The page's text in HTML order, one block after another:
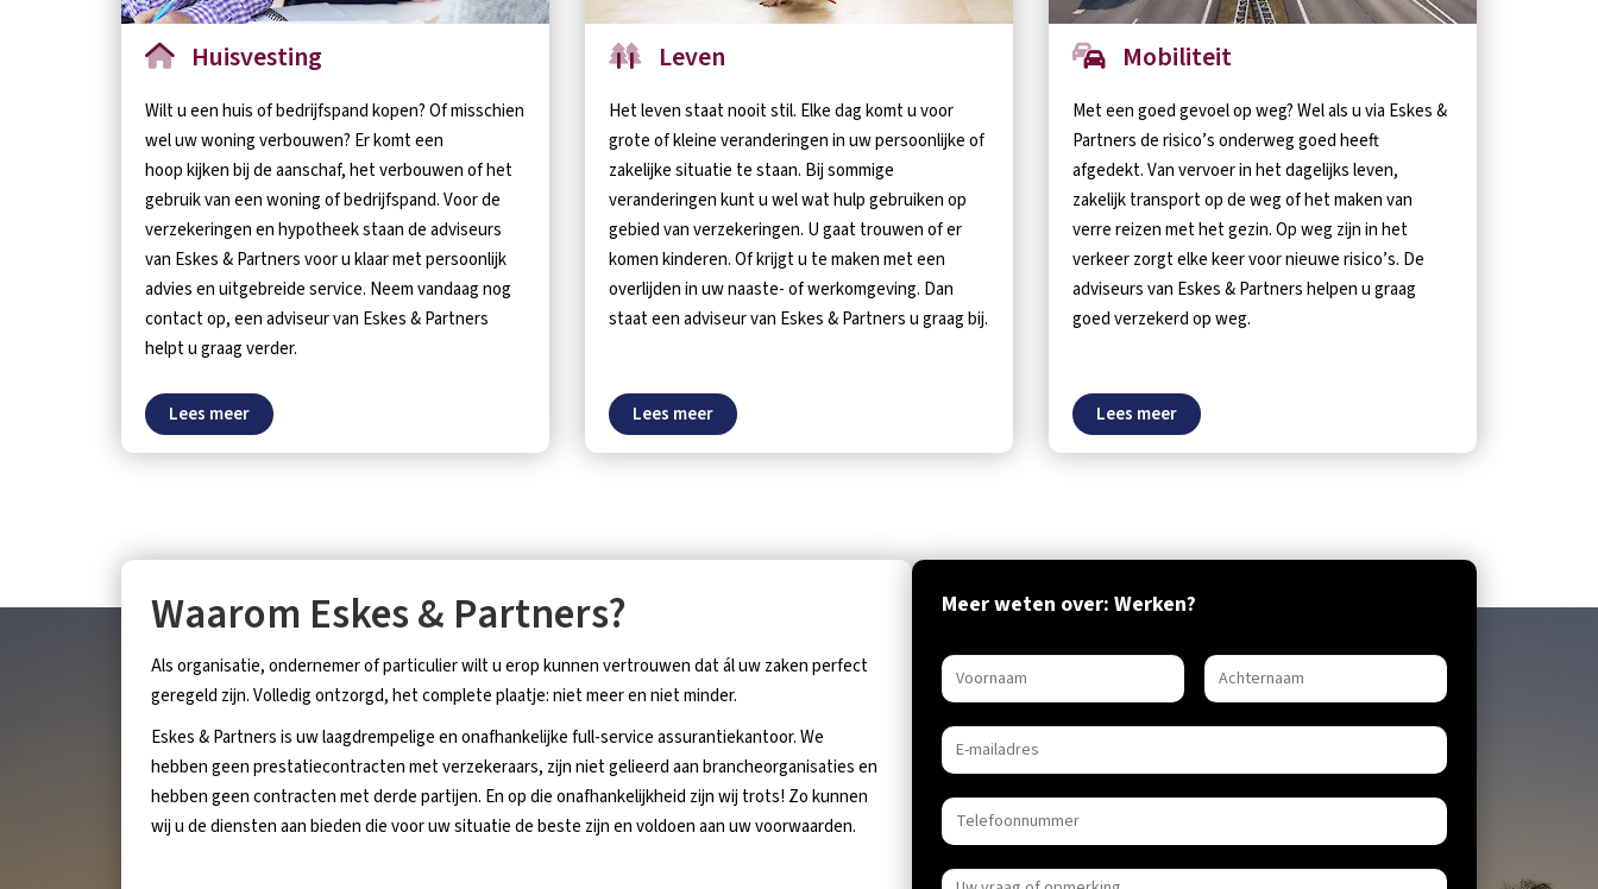
Huisvesting
Wilt u een huis of bedrijfspand kopen? Of misschien
wel uw woning verbouwen? Er komt een
hoop kijken bij de aanschaf, het verbouwen of het
gebruik van een woning of bedrijfspand. Voor de
verzekeringen en hypotheek staan de adviseurs
van Eskes & Partners voor u klaar met persoonlijk
advies en uitgebreide service. Neem vandaag nog
contact op, een adviseur van Eskes & Partners
helpt u graag verder.
Lees meer
Leven
Het leven staat nooit stil. Elke dag komt u voor
grote of kleine veranderingen in uw persoonlijke of
zakelijke situatie te staan. Bij sommige
veranderingen kunt u wel wat hulp gebruiken op
gebied van verzekeringen. U gaat trouwen of er
komen kinderen. Of krijgt u te maken met een
overlijden in uw naaste- of werkomgeving. Dan
staat een adviseur van Eskes & Partners u graag bij.
Lees meer
Mobiliteit
Met een goed gevoel op weg? Wel als u via Eskes &
Partners de risico’s onderweg goed heeft
afgedekt. Van vervoer in het dagelijks leven,
zakelijk transport op de weg of het maken van
verre reizen met het gezin. Op weg zijn in het
verkeer zorgt elke keer voor nieuwe risico’s. De
adviseurs van Eskes & Partners helpen u graag
goed verzekerd op weg.
Lees meer
Waarom Eskes & Partners?
Als organisatie, ondernemer of particulier wilt u erop kunnen vertrouwen dat ál uw zaken perfect
geregeld zijn. Volledig ontzorgd, het complete plaatje: niet meer en niet minder.
Eskes & Partners is uw laagdrempelige en onafhankelijke full-service assurantiekantoor. We
hebben geen prestatiecontracten met verzekeraars, zijn niet gelieerd aan brancheorganisaties en
hebben geen contracten met derde partijen. En op die onafhankelijkheid zijn wij trots! Zo kunnen
wij u de diensten aan bieden die voor uw situatie de beste zijn en voldoen aan uw voorwaarden.
Meer weten over: Werken?